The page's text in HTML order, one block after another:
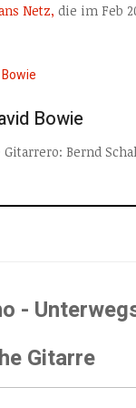
Netz, die im Feb
Bowie
Bernd
-
Gitarre